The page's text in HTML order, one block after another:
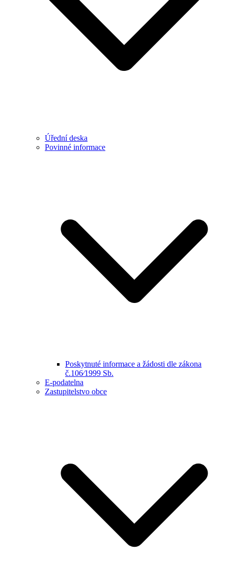
Úřední deska
Povinné informace
Poskytnuté informace a žádosti dle zákona
č.106⁄1999 Sb.
E-podatelna
Zastupitelstvo obce